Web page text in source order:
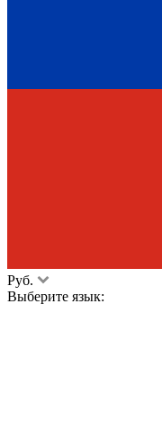
Руб.
Выберите язык: